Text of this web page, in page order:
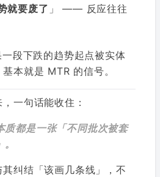
就要废了 」 —— 反应往往
段下跌的趋势起点被实体
本就是 MTR 的信号。
一句话能收住：
质都是一张「不同批次被套
纠结「该画几条线」，不